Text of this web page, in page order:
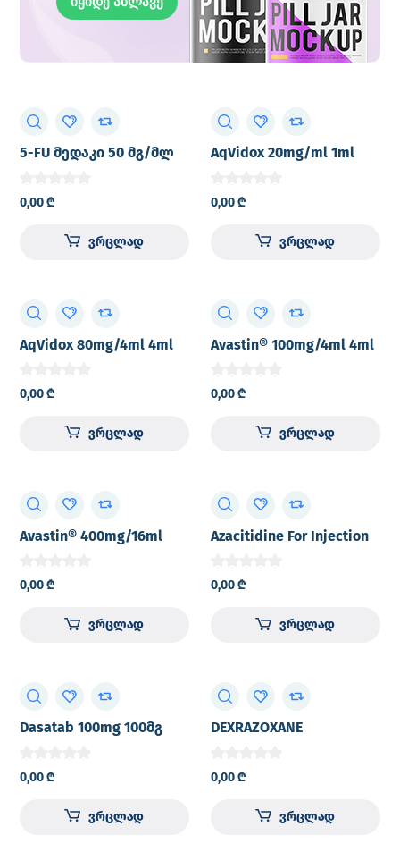
5-FU მედაკი 50 მგ/მლ
ხსნარი ფლაკონი №1
0,00₾
ვრცლად
AqVidox 20mg/ml 1ml
№1
0,00₾
ვრცლად
AqVidox 80mg/4ml 4ml
№1
0,00₾
ვრცლად
Avastin® 100mg/4ml 4ml
0,00₾
ვრცლად
Avastin® 400mg/16ml
solution for I.V. infusion
vial №1
0,00₾
ვრცლად
Azacitidine For Injection
powder for solution for
I.V. infusion and
subcutaneous injection
vial №1
0,00₾
ვრცლად
Dasatab 100mg 100მგ
№30 მაღალი
სიმკვრივის
პოლიეთილენის
0,00₾
ვრცლად
DEXRAZOXANE
solution for I.V. injection
amber colored glass vial
0,00₾
ვრცლად